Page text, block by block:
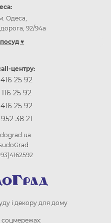
і декору для дому
Одеса,
92/94а
♥
(Дніпропетровськ)
посуду Житомир
Запоріжжя
Івано-Франківськ
посуду Луцьк
посуду Львів
посуду Полтава
посуду Рівне
Тернопіль
посуду Ужгород
центру:
25 92
25 92
25 92
38 21